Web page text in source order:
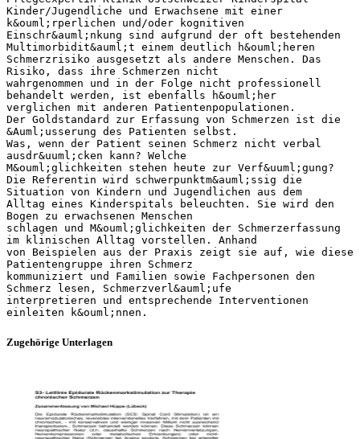
Kinder/Jugendliche und Erwachsene mit einer
k&ouml;rperlichen und/oder kognitiven
Einschr&auml;nkung sind aufgrund der oft bestehenden
Multimorbidit&auml;t einem deutlich h&ouml;heren
Schmerzrisiko ausgesetzt als andere Menschen. Das
Risiko, dass ihre Schmerzen nicht
wahrgenommen und in der Folge nicht professionell
behandelt werden, ist ebenfalls h&ouml;her
verglichen mit anderen Patientenpopulationen.
Der Goldstandard zur Erfassung von Schmerzen ist die
&Auml;usserung des Patienten selbst.
Was, wenn der Patient seinen Schmerz nicht verbal
ausdr&uuml;cken kann? Welche
M&ouml;glichkeiten stehen heute zur Verf&uuml;gung?
Die Referentin wird schwerpunktm&auml;ssig die
Situation von Kindern und Jugendlichen aus dem
Alltag eines Kinderspitals beleuchten. Sie wird den
Bogen zu erwachsenen Menschen
schlagen und M&ouml;glichkeiten der Schmerzerfassung
im klinischen Alltag vorstellen. Anhand
von Beispielen aus der Praxis zeigt sie auf, wie diese
Patientengruppe ihren Schmerz
kommuniziert und Familien sowie Fachpersonen den
Schmerz lesen, Schmerzverl&auml;ufe
interpretieren und entsprechende Interventionen
Zugehörige Unterlagen